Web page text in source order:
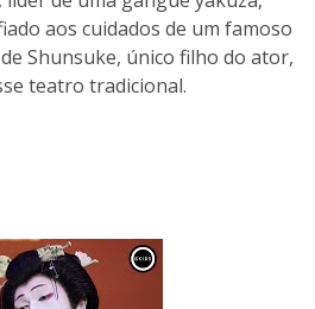
aos cuidados de um famoso
Shunsuke, único filho do ator,
teatro tradicional.